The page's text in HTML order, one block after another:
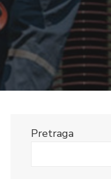
Pretraga